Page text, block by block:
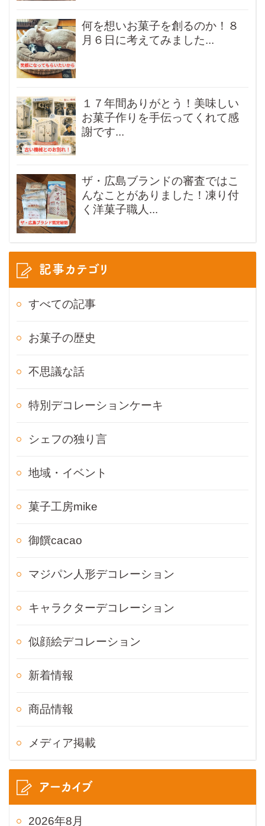
何を想いお菓子を創るのか！８
月６日に考えてみました...
１７年間ありがとう！美味しい
お菓子作りを手伝ってくれて感
謝です...
ザ・広島ブランドの審査ではこ
んなことがありました！凍り付
く洋菓子職人...
記事カテゴリ
すべての記事
お菓子の歴史
不思議な話
特別デコレーションケーキ
シェフの独り言
地域・イベント
菓子工房mike
御饌cacao
マジパン人形デコレーション
キャラクターデコレーション
似顔絵デコレーション
新着情報
商品情報
メディア掲載
アーカイブ
2026年8月